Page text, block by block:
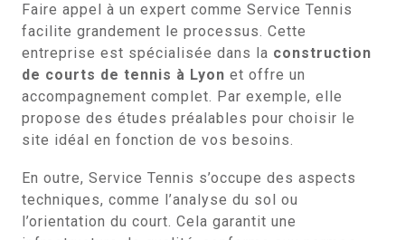
Faire appel à un expert comme Service Tennis
facilite grandement le processus. Cette
entreprise est spécialisée dans la construction
de courts de tennis à Lyon et offre un
accompagnement complet. Par exemple, elle
propose des études préalables pour choisir le
site idéal en fonction de vos besoins.
En outre, Service Tennis s’occupe des aspects
techniques, comme l’analyse du sol ou
l’orientation du court. Cela garantit une